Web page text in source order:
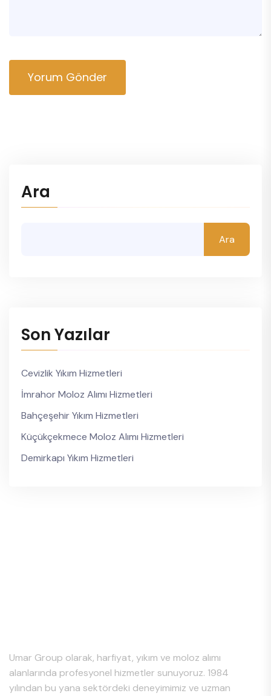
Yorum Gönder
Ara
Ara
Son Yazılar
Cevizlik Yıkım Hizmetleri
İmrahor Moloz Alımı Hizmetleri
Bahçeşehir Yıkım Hizmetleri
Küçükçekmece Moloz Alımı Hizmetleri
Demirkapı Yıkım Hizmetleri
Umar Group olarak, harfiyat, yıkım ve moloz alımı
alanlarında profesyonel hizmetler sunuyoruz. 1984
yılından bu yana sektördeki deneyimimiz ve uzman